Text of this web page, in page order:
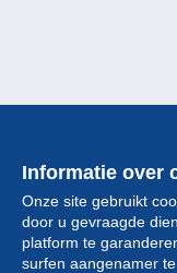
Informatie over
Onze site gebruikt
door u gevraagde
platform te
surfen aangenamer
Collectie
Nieuws
Functie